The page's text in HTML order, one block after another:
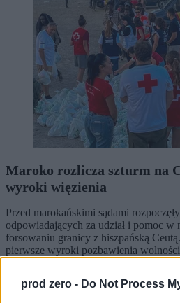
prod zero - Do Not Process
Maroko rozlicza szturm na
wyroki więzienia
Przed marokańskimi sądami
odpowiadających za udział i pomoc w
forsowaniu granicy z hiszpańską
pierwsze wyroki pozbawienia